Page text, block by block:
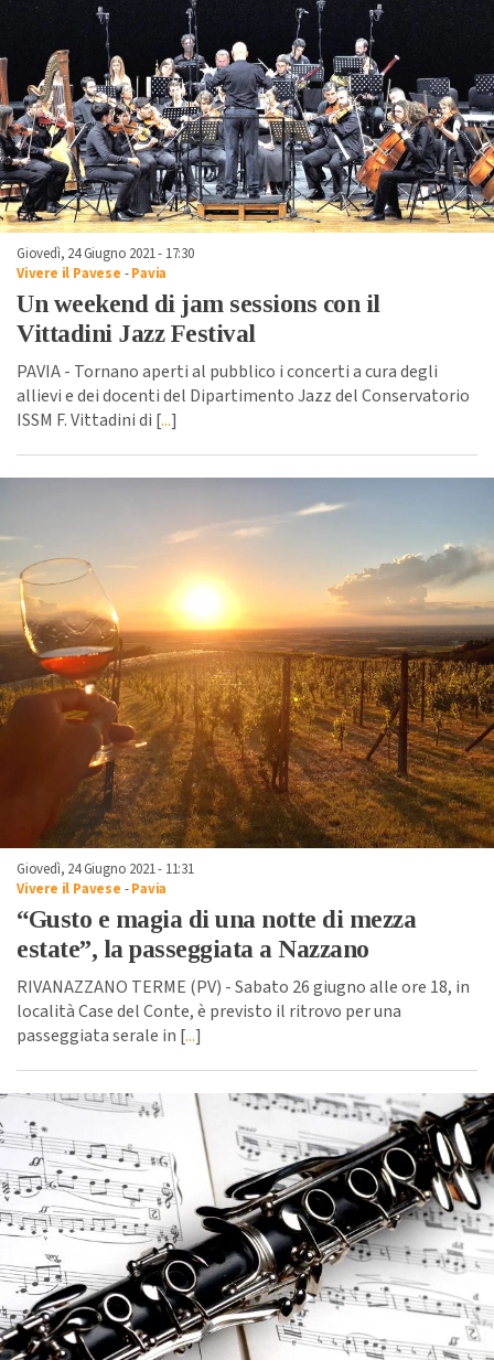
Giovedì, 24 Giugno 2021 - 17:30
Vivere il Pavese -Pavia
Un weekend di jam sessions con il
Vittadini Jazz Festival
PAVIA - Tornano aperti al pubblico i concerti a cura degli
allievi e dei docenti del Dipartimento Jazz del Conservatorio
ISSM F. Vittadini di [...]
Giovedì, 24 Giugno 2021 - 11:31
Vivere il Pavese -Pavia
“Gusto e magia di una notte di mezza
estate”, la passeggiata a Nazzano
RIVANAZZANO TERME (PV) - Sabato 26 giugno alle ore 18, in
località Case del Conte, è previsto il ritrovo per una
passeggiata serale in [...]